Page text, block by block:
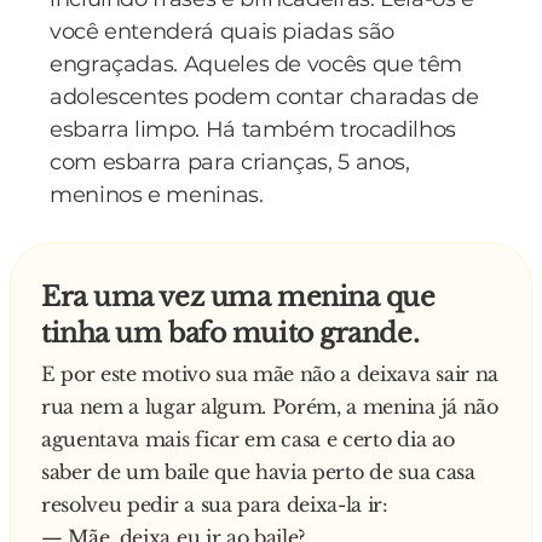
estoque. Ex.: "Preciso stock car óleo."
51. TALK: Pó branco para usar em crianças. Ex.:
"O melhor talk é o Johnson's."
52. THE SMITHS: Mandar embora. Ex.: "O
patrão the smiths quem não trabalha."
53. TO SEE: O mesmo que coffee. Ex.: "Eu
54. TOO MUCH: Fruto vermelho de fazer
salada ou molho. Ex.: "Eu quero molho de too
much
55. TURTLE: Antônimo de HAT. Ex.: "Bêbado
só anda turtle."
56. VAIN: Uma das flexões do verbo VIR. Ex.:
"Eles vain hoje?"
57. VASE: Jogada. Ex.: "Agora é a minha vase!"
58. YEAR: Deixar, partir. Ex.: "Ela teve que
você entenderá quais piadas são
engraçadas. Aqueles de vocês que têm
adolescentes podem contar charadas de
esbarra limpo. Há também trocadilhos
com esbarra para crianças, 5 anos,
meninos e meninas.
Era uma vez uma menina que
tinha um bafo muito grande.
E por este motivo sua mãe não a deixava sair na
rua nem a lugar algum. Porém, a menina já não
aguentava mais ficar em casa e certo dia ao
saber de um baile que havia perto de sua casa
resolveu pedir a sua para deixa-la ir:
— Mãe, deixa eu ir ao baile?